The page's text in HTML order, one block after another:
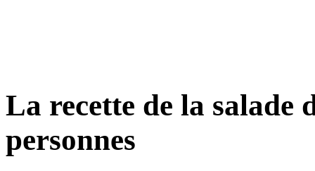
La recette de la salade
personnes